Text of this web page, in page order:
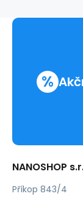
%
NANOSHOP
Příkop 843/4